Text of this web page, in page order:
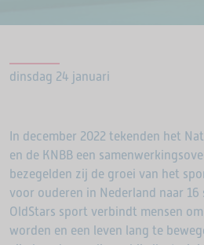
dinsdag 24 januari
In december 2022 tekenden het
en de KNBB een
bezegelden zij de groei van het
voor ouderen in Nederland naar
OldStars sport verbindt mensen
worden en een leven lang te